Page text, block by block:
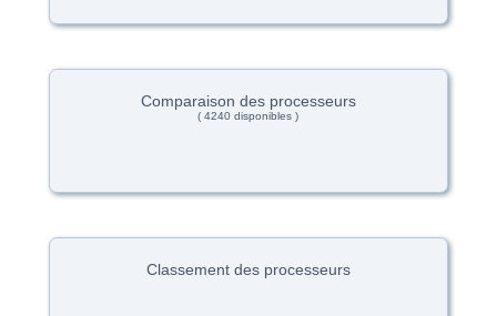
Comparaison des processeurs
( 4240 disponibles )
Classement des processeurs